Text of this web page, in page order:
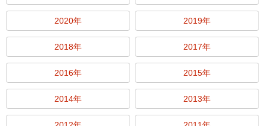
2020年 2019年
2018年 2017年
2016年 2015年
2014年 2013年